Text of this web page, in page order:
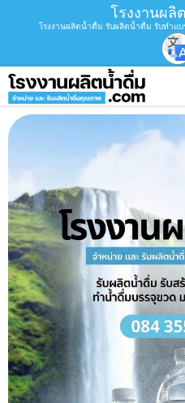
โรงงานผลิ
โรงงานผลิตน้ำดื่ม รับผลิตน้ำดื่ม รับทำ